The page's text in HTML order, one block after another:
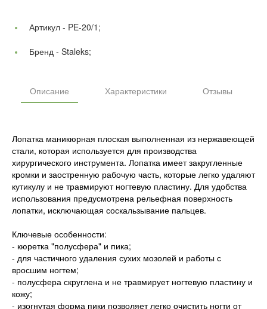
Артикул - PE-20/1;
Бренд - Staleks;
Описание Характеристики Отзывы
Лопатка маникюрная плоская выполненная из нержавеющей
стали, которая используется для производства
хирургического инструмента. Лопатка имеет закругленные
кромки и заостренную рабочую часть, которые легко удаляют
кутикулу и не травмируют ногтевую пластину. Для удобства
использования предусмотрена рельефная поверхность
лопатки, исключающая соскальзывание пальцев.
Ключевые особенности:
- кюретка "полусфера" и пика;
- для частичного удаления сухих мозолей и работы с
вросшим ногтем;
- полусфера скруглена и не травмирует ногтевую пластину и
кожу;
- изогнутая форма пики позволяет легко очистить ногти от